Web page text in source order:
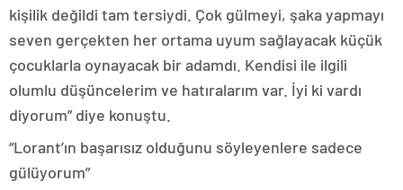
kişilik değildi tam tersiydi. Çok gülmeyi, şaka yapmayı
seven gerçekten her ortama uyum sağlayacak küçük
çocuklarla oynayacak bir adamdı. Kendisi ile ilgili
olumlu düşüncelerim ve hatıralarım var. İyi ki vardı
diyorum” diye konuştu.
“Lorant’ın başarısız olduğunu söyleyenlere sadece
gülüyorum”